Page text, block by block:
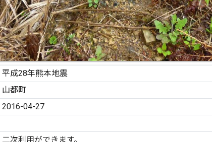
平成28年熊本地震
山都町
2016-04-27
二次利用ができます。